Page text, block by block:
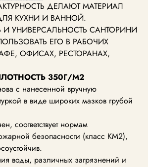
ДЕЛАЮТ МАТЕРИАЛ
КУХНИ И ВАННОЙ.
И УНИВЕРСАЛЬНОСТЬ САНТОРИНИ
ЕГО В РАБОЧИХ
ОФИСАХ, РЕСТОРАНАХ,
350Г/М2
с нанесенной вручную
в виде широких мазков грубой
соответствует нормам
безопасности (класс КМ2),
воды, различных загрязнений и